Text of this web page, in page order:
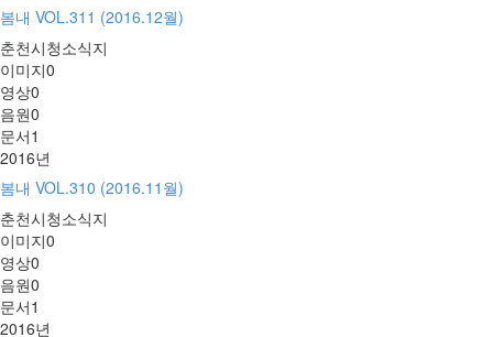
봄내 VOL.311 (2016.12월)
춘천시청소식지
이미지0
영상0
음원0
문서1
2016년
봄내 VOL.310 (2016.11월)
춘천시청소식지
이미지0
영상0
음원0
문서1
2016년